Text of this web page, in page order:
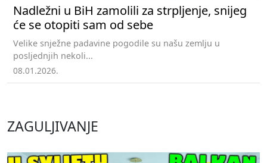
Nadležni u BiH zamolili za strpljenje, snijeg
će se otopiti sam od sebe
Velike snježne padavine pogodile su našu zemlju u
posljednjih nekoli...
08.01.2026.
ZAGULJIVANJE